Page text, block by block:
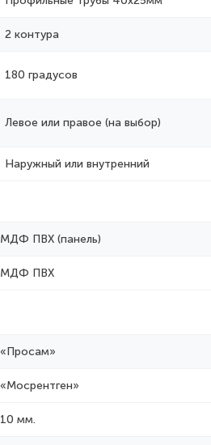
2 контура
180 градусов
Левое или правое (на выбор)
Наружный или внутренний
МДФ ПВХ (панель)
МДФ ПВХ
«Просам»
«Мосрентген»
10 мм.